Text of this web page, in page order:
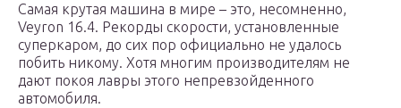
Самая крутая машина в мире – это, несомненно,
Veyron 16.4. Рекорды скорости, установленные
суперкаром, до сих пор официально не удалось
побить никому. Хотя многим производителям не
дают покоя лавры этого непревзойденного
автомобиля.